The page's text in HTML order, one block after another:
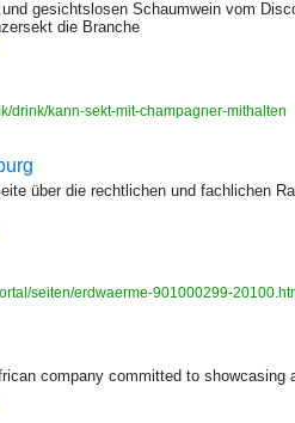
gesichtslosen Schaumwein vom
die Branche
drink/kann-sekt-mit-champagner-mithalten
über die rechtlichen und fachlichen
seiten/erdwaerme-901000299-
company committed to showcasing